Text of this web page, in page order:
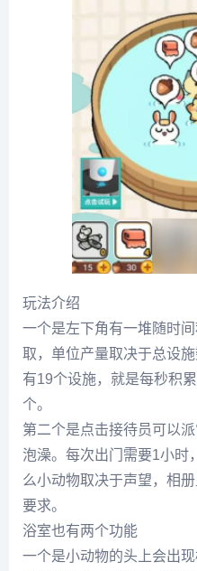
玩法介绍
一个是左下角有一堆随时
取，单位产量取决于总设
有19个设施，就是每秒积
个。
第二个是点击接待员可以
泡澡。每次出门需要1小时
么小动物取决于声望，相
要求。
浴室也有两个功能
一个是小动物的头上会出